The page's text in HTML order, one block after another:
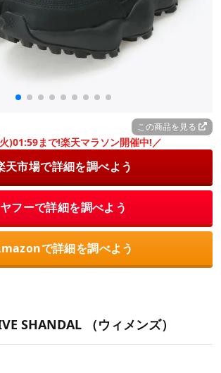
この商品を見る
)01:59まで!楽天マラソン開催中!／
天市場で詳細を調べよう
ヤフーで詳細を調べよう
で詳細を調べよう
SHANDAL （ウィメンズ）